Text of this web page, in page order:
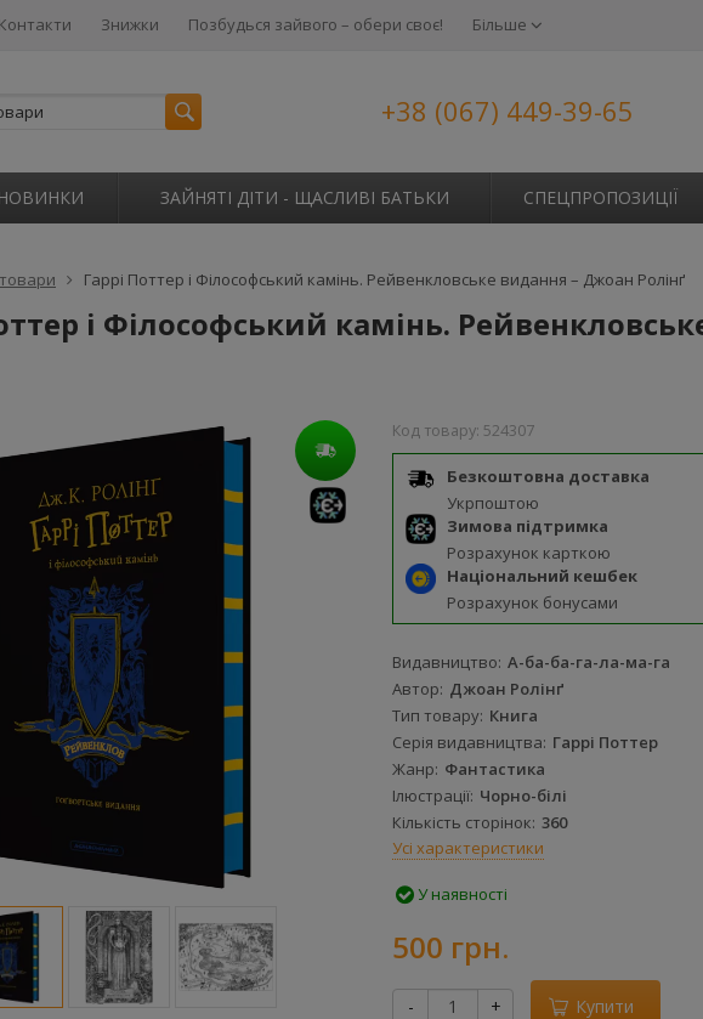
Контакти Знижки Позбудься зайвого – обери своє! Більше
+38 (067) 449-39-65
НОВИНКИ ЗАЙНЯТІ ДІТИ - ЩАСЛИВІ БАТЬКИ СПЕЦПРОПОЗИЦІЇ
товари Гаррі Поттер і Філософський камінь. Рейвенкловське видання – Джоан Ролінґ
і Філософський камінь.
Код товару: 524307
Безкоштовна доставка
Укрпоштою
Зимова підтримка
Розрахунок карткою
Національний кешбек
Розрахунок бонусами
Видавництво А-ба-ба-га-ла-ма-га
Автор Джоан Ролінґ
Тип товару Книга
Серія видавництва Гаррі Поттер
Жанр Фантастика
Ілюстрації Чорно-білі
Кількість сторінок 360
Усі характеристики
У наявності
500 грн.
- + Купити